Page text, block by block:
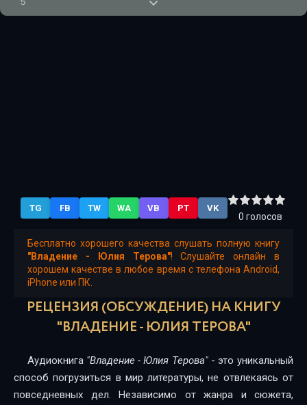
13
14
15
TG FB TW WA VB PT VK
0 голосов
Бесплатно хорошего качества слушать полную книгу
"Владение - Юлия Терова"! Слушайте онлайн в
хорошем качестве в любое время с телефона Android,
iPhone или ПК.
РЕЦЕНЗИЯ (ОБСУЖДЕНИЕ) НА КНИГУ
"ВЛАДЕНИЕ - ЮЛИЯ ТЕРОВА"
Аудиокнига "Владение - Юлия Терова"- это уникальный
способ погрузиться в мир литературы, не отвлекаясь от
повседневных дел. Независимо от жанра и сюжета,